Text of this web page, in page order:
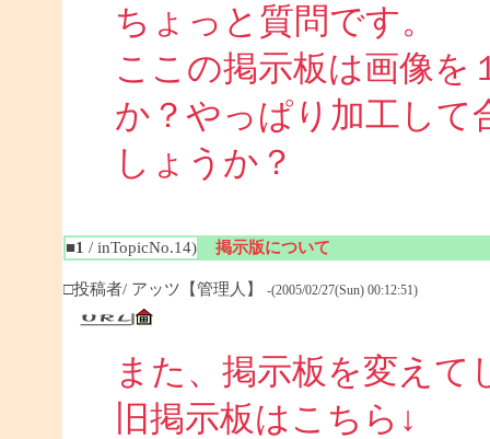
ちょっと質問です。
ここの掲示板は画像を
か？やっぱり加工して
しょうか？
■1 / inTopicNo.14) 掲示版について
□投稿者/ アッツ【管理人】 -(2005/02/27(Sun) 00:12:51)
また、掲示板を変えて
旧掲示板はこちら↓